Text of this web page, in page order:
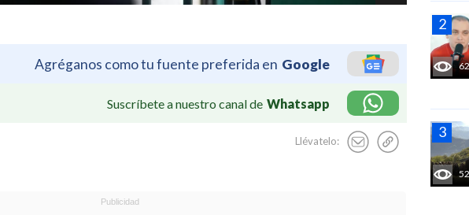
Agréganos como tu fuente preferida en Google
Suscríbete a nuestro canal de Whatsapp
Llévatelo: